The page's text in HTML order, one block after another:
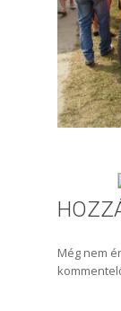
Még nem